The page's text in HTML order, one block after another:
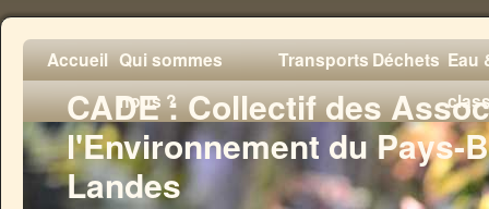
CADE : Collectif des
l'Environnement du Pays-
Landes
Accueil Qui sommes
nous ?
TransportsDéchets Eau